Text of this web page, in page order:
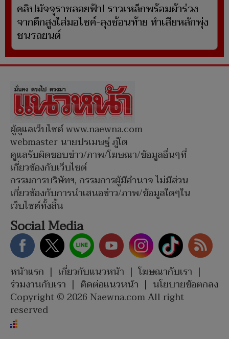
คลิปมัจจุราชลอยฟ้า! ราวเหล็กพร้อมผ้าร่วง
จากตึกสูงใส่มอไซค์-ลุงซ้อนท้าย ทำเสียหลักพุ่ง
ชนรถยนต์
ผู้ดูแลเว็บไซต์ www.naewna.com
webmaster นายปรเมษฐ์ ภู่โต
ดูแลรับผิดชอบข่าว/ภาพ/โฆษณา/ข้อมูลอื่นๆที่
เกี่ยวข้องกับเว็บไซต์
กรรมการบริษัทฯ, กรรมการผู้มีอำนาจ ไม่มีส่วน
เกี่ยวข้องกับการนำเสนอข่าว/ภาพ/ข้อมูลใดๆใน
เว็บไซต์ทั้งสิ้น
Social Media
หน้าแรก | เกี่ยวกับแนวหน้า | โฆษณากับเรา |
ร่วมงานกับเรา | ติดต่อแนวหน้า | นโยบายข้อตกลง
Copyright © 2026 Naewna.com All right
reserved